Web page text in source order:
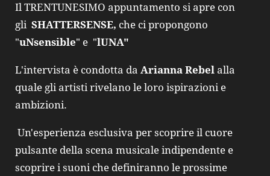
Il TRENTUNESIMO appuntamento si apre con
gli SHATTERSENSE, che ci propongono
"uNsensible" e "lUNA"
L'intervista è condotta da Arianna Rebel alla
quale gli artisti rivelano le loro ispirazioni e
ambizioni.
Un'esperienza esclusiva per scoprire il cuore
pulsante della scena musicale indipendente e
scoprire i suoni che definiranno le prossime